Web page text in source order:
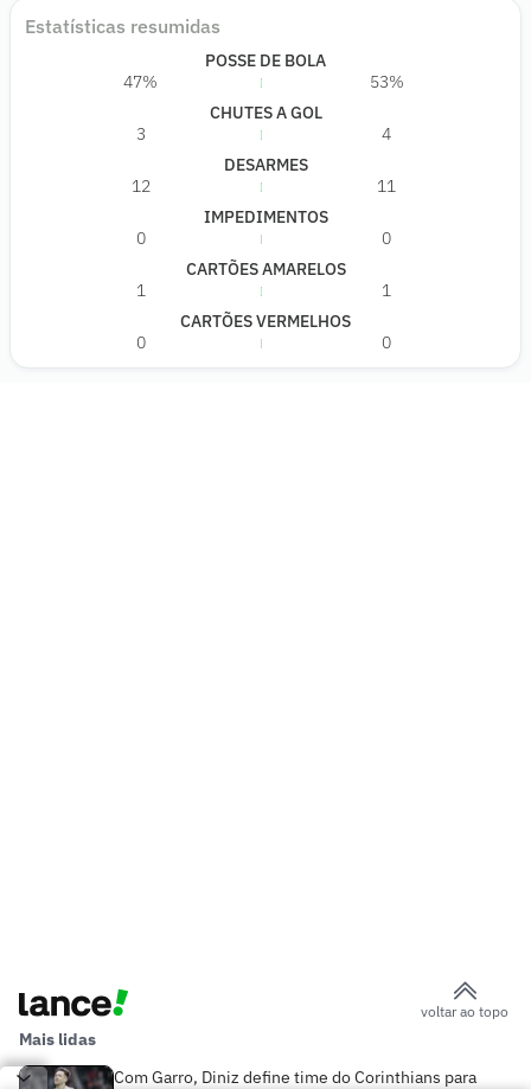
Estatísticas resumidas
POSSE DE BOLA
47%
53%
CHUTES A GOL
3
4
DESARMES
12
11
IMPEDIMENTOS
0
0
CARTÕES AMARELOS
1
1
CARTÕES VERMELHOS
0
0
voltar ao topo
Mais lidas
Com Garro, Diniz define time do Corinthians para